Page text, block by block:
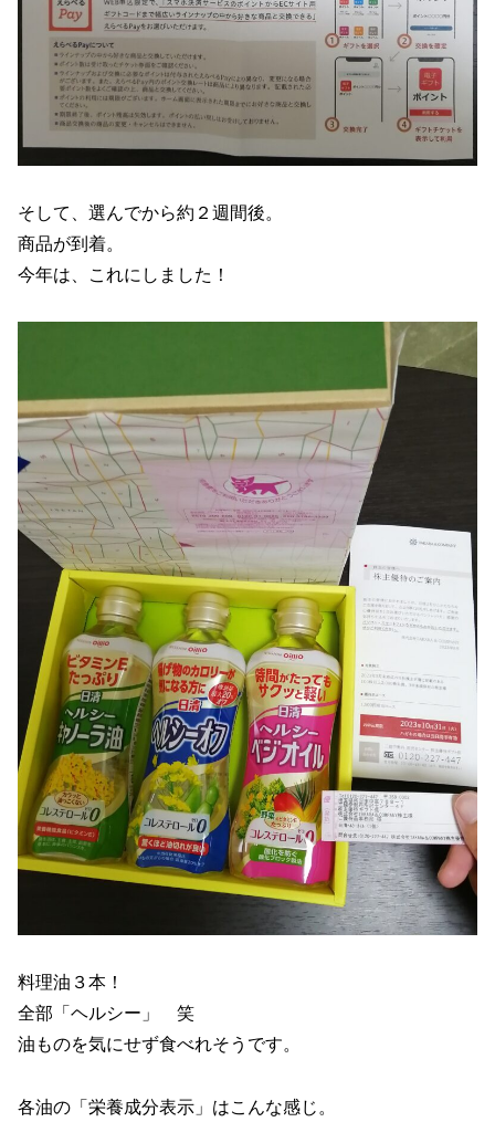
そして、選んでから約２週間後。
商品が到着。
今年は、これにしました！
料理油３本！
全部「ヘルシー」 笑
油ものを気にせず食べれそうです。
各油の「栄養成分表示」はこんな感じ。